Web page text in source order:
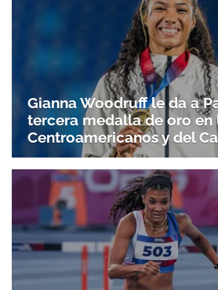
Gianna Woodruff le da a
tercera medalla de oro en
Centroamericanos y del